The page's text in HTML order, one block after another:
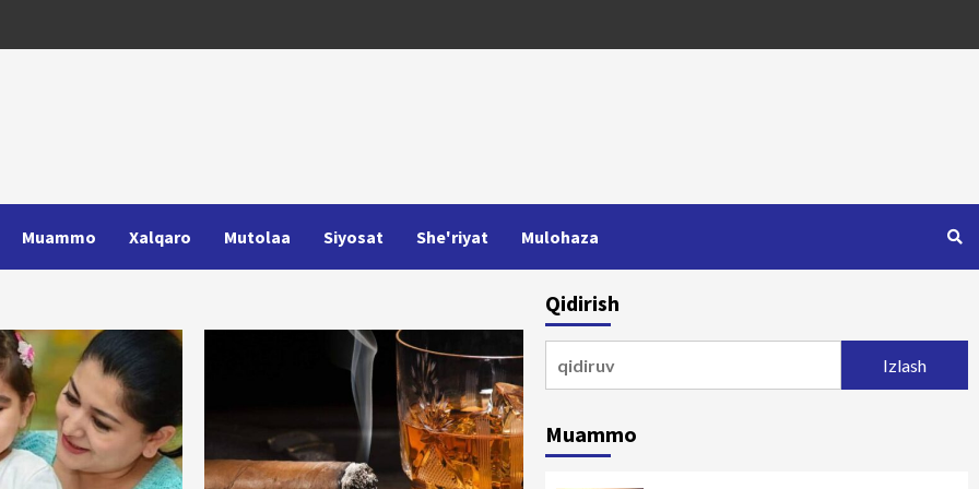
Muammo Xalqaro Mutolaa Siyosat She'riyat Mulohaza
Qidirish
Muammo